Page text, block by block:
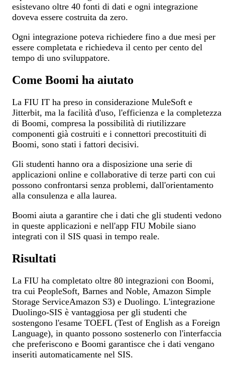
esistevano oltre 40 fonti di dati e ogni integrazione
doveva essere costruita da zero.
Ogni integrazione poteva richiedere fino a due mesi per
essere completata e richiedeva il cento per cento del
tempo di uno sviluppatore.
Come Boomi ha aiutato
La FIU IT ha preso in considerazione MuleSoft e
Jitterbit, ma la facilità d'uso, l'efficienza e la completezza
di Boomi, compresa la possibilità di riutilizzare
componenti già costruiti e i connettori precostituiti di
Boomi, sono stati i fattori decisivi.
Gli studenti hanno ora a disposizione una serie di
applicazioni online e collaborative di terze parti con cui
possono confrontarsi senza problemi, dall'orientamento
alla consulenza e alla laurea.
Boomi aiuta a garantire che i dati che gli studenti vedono
in queste applicazioni e nell'app FIU Mobile siano
integrati con il SIS quasi in tempo reale.
Risultati
La FIU ha completato oltre 80 integrazioni con Boomi,
tra cui PeopleSoft, Barnes and Noble, Amazon Simple
Storage ServiceAmazon S3) e Duolingo. L'integrazione
Duolingo-SIS è vantaggiosa per gli studenti che
sostengono l'esame TOEFL (Test of English as a Foreign
Language), in quanto possono sostenerlo con l'interfaccia
che preferiscono e Boomi garantisce che i dati vengano
inseriti automaticamente nel SIS.